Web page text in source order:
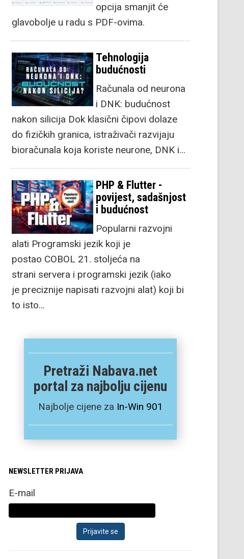
opcija smanjit će
glavobolje u radu s PDF-ovima.
Tehnologija
budućnosti
Računala od neurona
i DNK: budućnost
nakon silicija Dok klasični čipovi dolaze
do fizičkih granica, istraživači razvijaju
bioračunala koja koriste neurone, DNK i…
PHP & Flutter -
povijest, sadašnjost
i budućnost
Popularni razvojni
alati Programski jezik koji je
postao COBOL 21. stoljeća na
strani servera i programski jezik (iako
je preciznije napisati razvojni alat) koji bi
to isto…
Pretraži Nabava.net
portal za najbolju cijenu
Najbolje cijene za In-Win 901
NEWSLETTER PRIJAVA
E-mail